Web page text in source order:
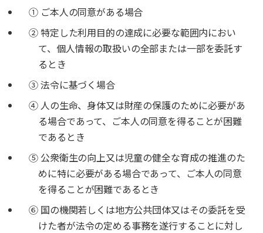
① ご本人の同意がある場合
② 特定した利用目的の達成に必要な範囲内におい
て、個人情報の取扱いの全部または一部を委託す
るとき
③ 法令に基づく場合
④ 人の生命、身体又は財産の保護のために必要があ
る場合であって、ご本人の同意を得ることが困難
であるとき
⑤ 公衆衛生の向上又は児童の健全な育成の推進のた
めに特に必要がある場合であって、ご本人の同意
を得ることが困難であるとき
⑥ 国の機関若しくは地方公共団体又はその委託を受
けた者が法令の定める事務を遂行することに対し